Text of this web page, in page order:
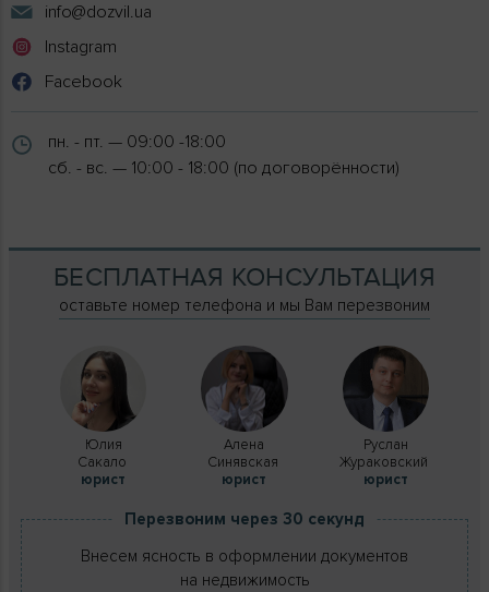
info@dozvil.ua
Instagram
Facebook
пн. - пт. — 09:00 -18:00
сб. - вс. — 10:00 - 18:00 (по договорённости)
БЕСПЛАТНАЯ КОНСУЛЬТАЦИЯ
оставьте номер телефона и мы Вам перезвоним
Юлия
Сакало
юрист
Алена
Синявская
юрист
Руслан
Жураковский
юрист
Перезвоним через 30 секунд
Внесем ясность в оформлении документов
на недвижимость